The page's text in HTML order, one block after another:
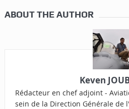
ABOUT THE AUTHOR
Keven
Rédacteur en chef adjoint -
sein de la Direction Générale de